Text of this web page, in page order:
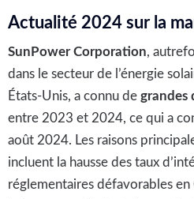
Actualité 2024 sur la
SunPower Corporation,
dans le secteur de l’énergie
États-Unis, a connu de grandes
entre 2023 et 2024, ce qui a
août 2024. Les raisons
incluent la hausse des taux
réglementaires défavorables